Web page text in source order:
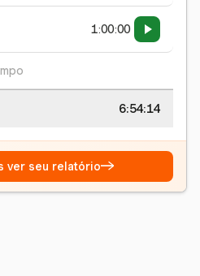
1:00:00
6:54:15
ver seu relatório→